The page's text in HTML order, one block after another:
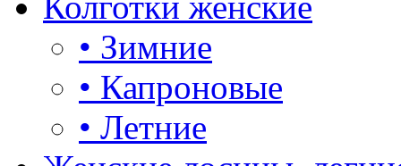
• Зимние
• Капроновые
• Летние